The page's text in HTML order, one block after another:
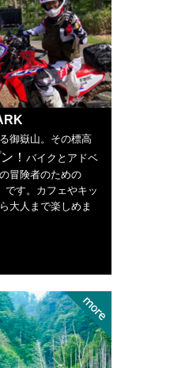
御嶽山。その標高
！ バイクとアドベ
冒険者のための
です。カフェやキッ
大人まで楽しめま